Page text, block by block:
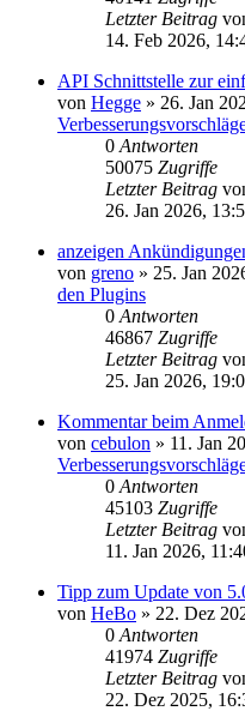
Letzter Beitrag
14. Feb 2026,
API Schnittstelle zur
von Hegge » 26. Jan
0 Antworten
50075 Zugriffe
Letzter Beitrag
26. Jan 2026,
anzeigen
von greno » 25. Jan
den Plugins
0 Antworten
46867 Zugriffe
Letzter Beitrag
25. Jan 2026,
Kommentar beim
von cebulon » 11. Jan
0 Antworten
45103 Zugriffe
Letzter Beitrag
11. Jan 2026,
Tipp zum Update von
von HeBo » 22. Dez
0 Antworten
41974 Zugriffe
Letzter Beitrag
22. Dez 2025,